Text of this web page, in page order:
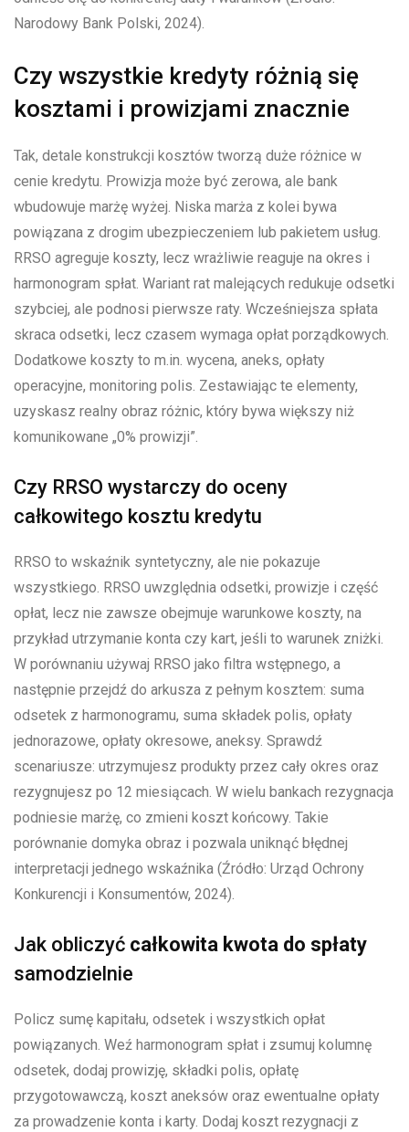
Narodowy Bank Polski, 2024).
Czy wszystkie kredyty różnią się
kosztami i prowizjami znacznie
Tak, detale konstrukcji kosztów tworzą duże różnice w
cenie kredytu. Prowizja może być zerowa, ale bank
wbudowuje marżę wyżej. Niska marża z kolei bywa
powiązana z drogim ubezpieczeniem lub pakietem usług.
RRSO agreguje koszty, lecz wrażliwie reaguje na okres i
harmonogram spłat. Wariant rat malejących redukuje odsetki
szybciej, ale podnosi pierwsze raty. Wcześniejsza spłata
skraca odsetki, lecz czasem wymaga opłat porządkowych.
Dodatkowe koszty to m.in. wycena, aneks, opłaty
operacyjne, monitoring polis. Zestawiając te elementy,
uzyskasz realny obraz różnic, który bywa większy niż
komunikowane „0% prowizji”.
Czy RRSO wystarczy do oceny
całkowitego kosztu kredytu
RRSO to wskaźnik syntetyczny, ale nie pokazuje
wszystkiego. RRSO uwzględnia odsetki, prowizje i część
opłat, lecz nie zawsze obejmuje warunkowe koszty, na
przykład utrzymanie konta czy kart, jeśli to warunek zniżki.
W porównaniu używaj RRSO jako filtra wstępnego, a
następnie przejdź do arkusza z pełnym kosztem: suma
odsetek z harmonogramu, suma składek polis, opłaty
jednorazowe, opłaty okresowe, aneksy. Sprawdź
scenariusze: utrzymujesz produkty przez cały okres oraz
rezygnujesz po 12 miesiącach. W wielu bankach rezygnacja
podniesie marżę, co zmieni koszt końcowy. Takie
porównanie domyka obraz i pozwala uniknąć błędnej
interpretacji jednego wskaźnika (Źródło: Urząd Ochrony
Konkurencji i Konsumentów, 2024).
Jak obliczyć całkowita kwota do spłaty
samodzielnie
Policz sumę kapitału, odsetek i wszystkich opłat
powiązanych. Weź harmonogram spłat i zsumuj kolumnę
odsetek, dodaj prowizję, składki polis, opłatę
przygotowawczą, koszt aneksów oraz ewentualne opłaty
za prowadzenie konta i karty. Dodaj koszt rezygnacji z